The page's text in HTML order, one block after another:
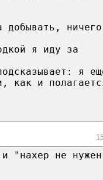
я иду за
я
как и
и "нахер не